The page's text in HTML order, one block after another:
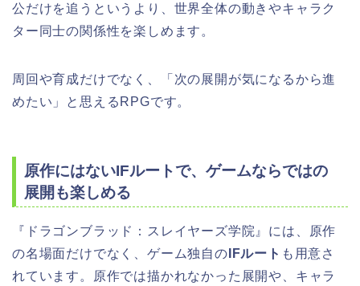
公だけを追うというより、世界全体の動きやキャラク
ター同士の関係性を楽しめます。
周回や育成だけでなく、「次の展開が気になるから進
めたい」と思えるRPGです。
原作にはないIFルートで、ゲームならではの
展開も楽しめる
『ドラゴンブラッド：スレイヤーズ学院』には、原作
の名場面だけでなく、ゲーム独自の IFルート も用意さ
れています。原作では描かれなかった展開や、キャラ